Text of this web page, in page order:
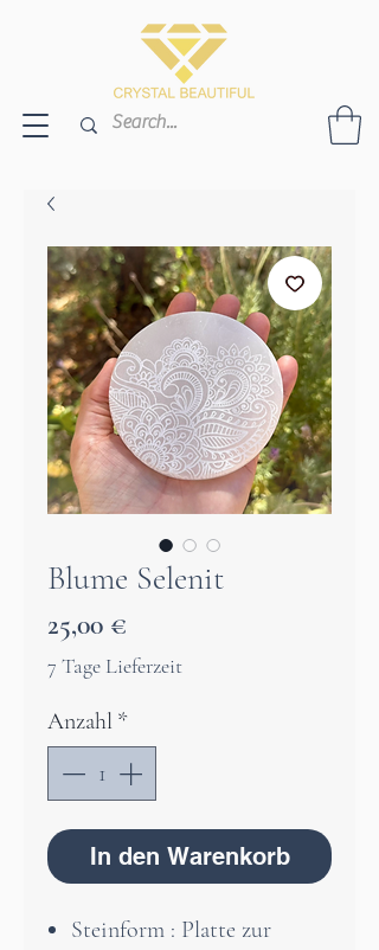
Blume Selenit
25,00 €
7 Tage Lieferzeit
Anzahl *
In den Warenkorb
Steinform : Platte zur